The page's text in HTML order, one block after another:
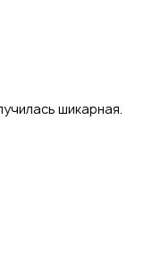
шикарная.